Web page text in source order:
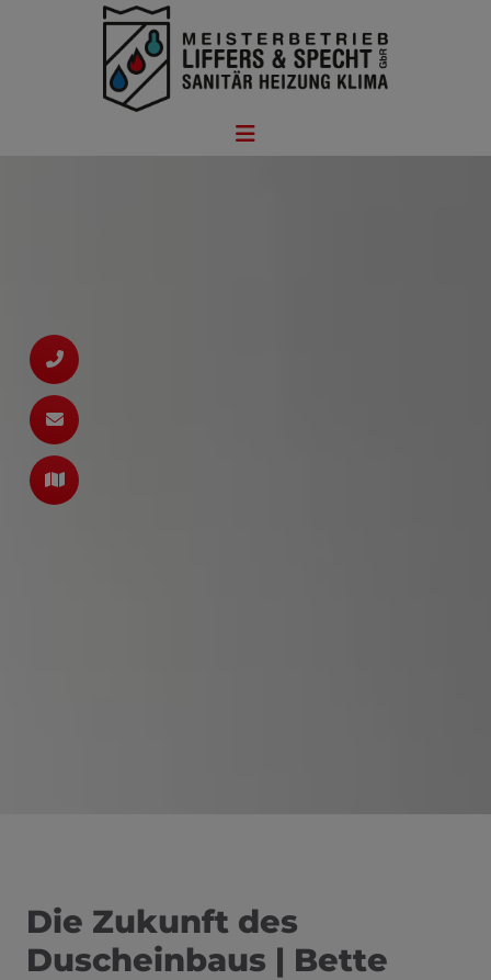
Die Zukunft des
Duscheinbaus | Bette
öffnen und schließen
schließen